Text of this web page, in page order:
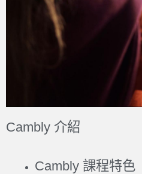
Cambly 介紹
Cambly 課程特色